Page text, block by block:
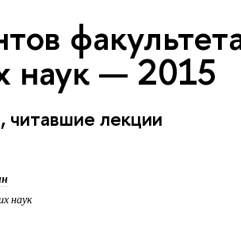
наук — 2015
лекции
наук